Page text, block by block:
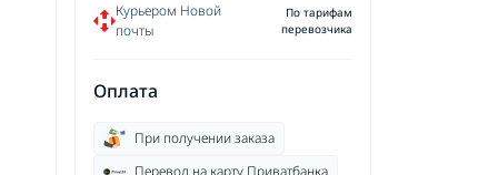
Курьером Новой
почты
По тарифам
перевозчика
Оплата
При получении заказа
Перевод на карту Приватбанка